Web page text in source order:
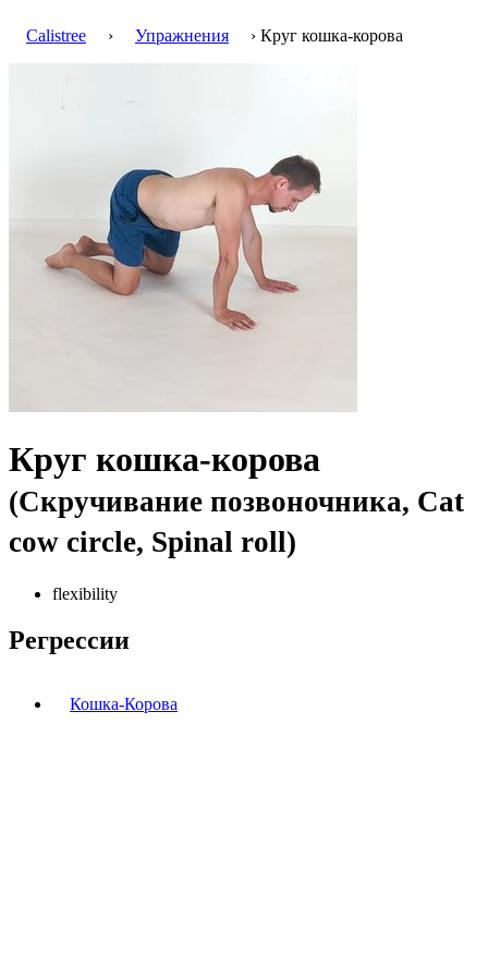
Calistree › Упражнения › Круг кошка-корова
Круг кошка-корова
(Скручивание позвоночника, Cat
cow circle, Spinal roll)
flexibility
Регрессии
Кошка-Корова